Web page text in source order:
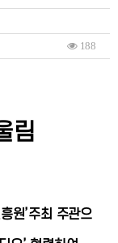
188
림
원’주최 주관으